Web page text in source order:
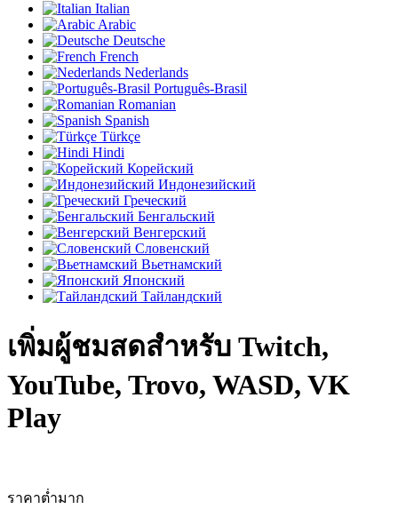
Italian
Arabic
Deutsche
French
Nederlands
Português-Brasil
Romanian
Spanish
Türkçe
Hindi
Корейский
Индонезийский
Греческий
Бенгальский
Венгерский
Словенский
Вьетнамский
Японский
Тайландский
เพิ่มผู้ชมสดสำหรับ Twitch,
YouTube, Trovo, WASD, VK
Play
ราคาต่ำมาก